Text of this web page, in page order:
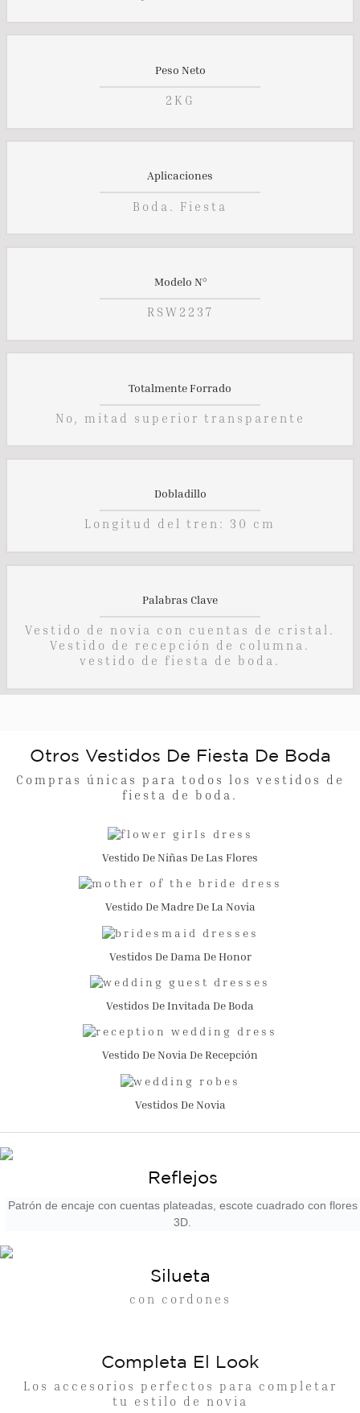
Peso Neto
2KG
Aplicaciones
Boda. Fiesta
Modelo N°
RSW2237
Totalmente Forrado
No, mitad superior transparente
Dobladillo
Longitud del tren: 30 cm
Palabras Clave
Vestido de novia con cuentas de cristal.
Vestido de recepción de columna.
vestido de fiesta de boda.
Otros Vestidos De Fiesta De Boda
Compras únicas para todos los vestidos de
fiesta de boda.
Vestido De Niñas De Las Flores
Vestido De Madre De La Novia
Vestidos De Dama De Honor
Vestidos De Invitada De Boda
Vestido De Novia De Recepción
Vestidos De Novia
Reflejos
Patrón de encaje con cuentas plateadas, escote cuadrado con flores
3D.
Silueta
con cordones
Completa El Look
Los accesorios perfectos para completar
tu estilo de novia